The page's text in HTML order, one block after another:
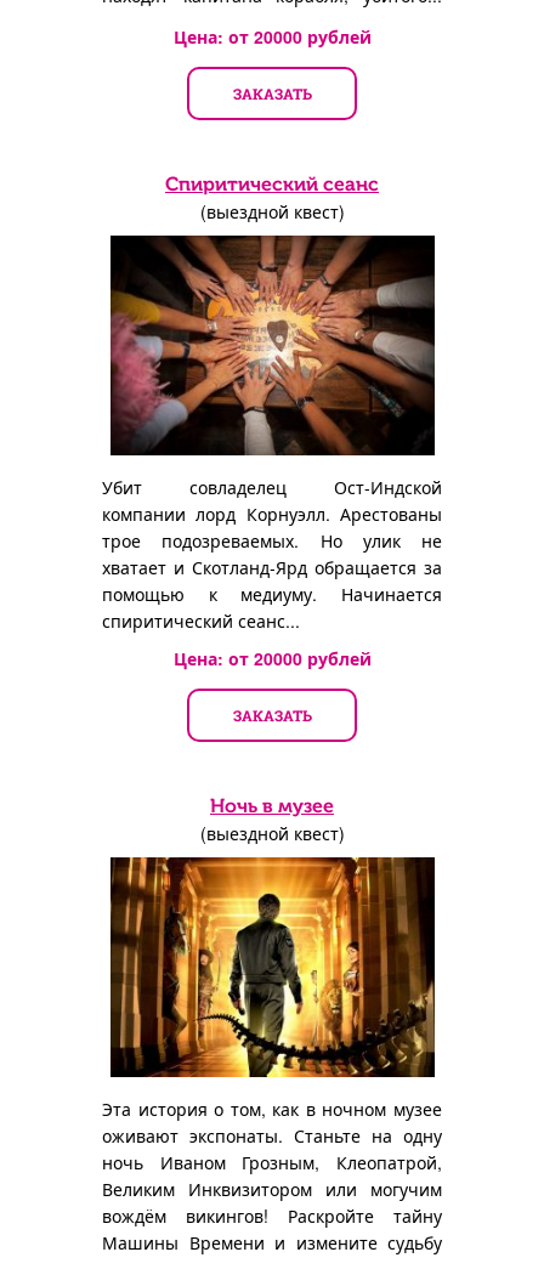
Цена: от 20000рублей
ЗАКАЗАТЬ
Спиритический сеанс
(выездной квест)
Убит совладелец Ост-Индской
компании лорд Корнуэлл. Арестованы
трое подозреваемых. Но улик не
хватает и Скотланд-Ярд обращается за
помощью к медиуму. Начинается
спиритический сеанс...
Цена: от 20000рублей
ЗАКАЗАТЬ
Ночь в музее
(выездной квест)
Эта история о том, как в ночном музее
оживают экспонаты. Станьте на одну
ночь Иваном Грозным, Клеопатрой,
Великим Инквизитором или могучим
вождём викингов! Раскройте тайну
Машины Времени и измените судьбу